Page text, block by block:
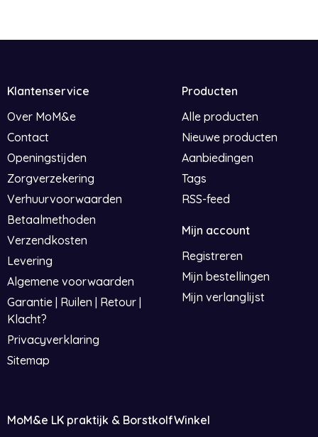
Klantenservice
Over MoM&e
Contact
Openingstijden
Zorgverzekering
Verhuurvoorwaarden
Betaalmethoden
Verzendkosten
Levering
Algemene voorwaarden
Garantie | Ruilen | Retour |
Klacht?
Privacyverklaring
Sitemap
Producten
Alle producten
Nieuwe producten
Aanbiedingen
Tags
RSS-feed
Mijn account
Registreren
Mijn bestellingen
Mijn verlanglijst
MoM&e LK praktijk & BorstkolfWinkel